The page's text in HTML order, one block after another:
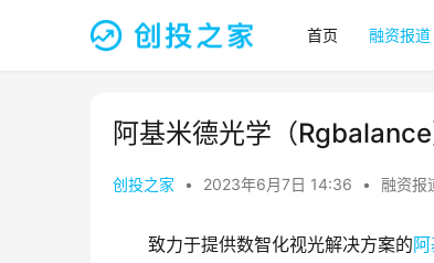
首页 融资报道
阿基米德光学（
创投之家 • 2023年6月7日 14:36 • 融资报
致力于提供数智化视光解决方案的